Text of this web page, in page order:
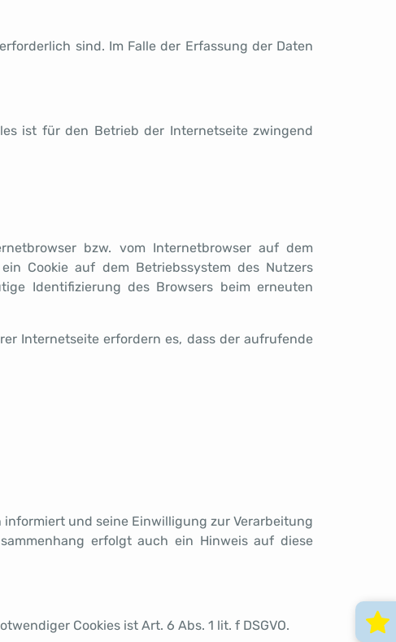
sind. Im Falle der Erfassung der Daten
ist für den Betrieb der Internetseite zwingend
bzw. vom Internetbrowser auf dem
Cookie auf dem Betriebssystem des Nutzers
Identifizierung des Browsers beim erneuten
Internetseite erfordern es, dass der aufrufende
und seine Einwilligung zur Verarbeitung
erfolgt auch ein Hinweis auf diese
Cookies ist Art. 6 Abs. 1 lit. f DSGVO.